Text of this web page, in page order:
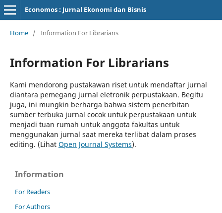
Economos : Jurnal Ekonomi dan Bisnis
Home / Information For Librarians
Information For Librarians
Kami mendorong pustakawan riset untuk mendaftar jurnal
diantara pemegang jurnal eletronik perpustakaan. Begitu
juga, ini mungkin berharga bahwa sistem penerbitan
sumber terbuka jurnal cocok untuk perpustakaan untuk
menjadi tuan rumah untuk anggota fakultas untuk
menggunakan jurnal saat mereka terlibat dalam proses
editing. (Lihat Open Journal Systems).
Information
For Readers
For Authors